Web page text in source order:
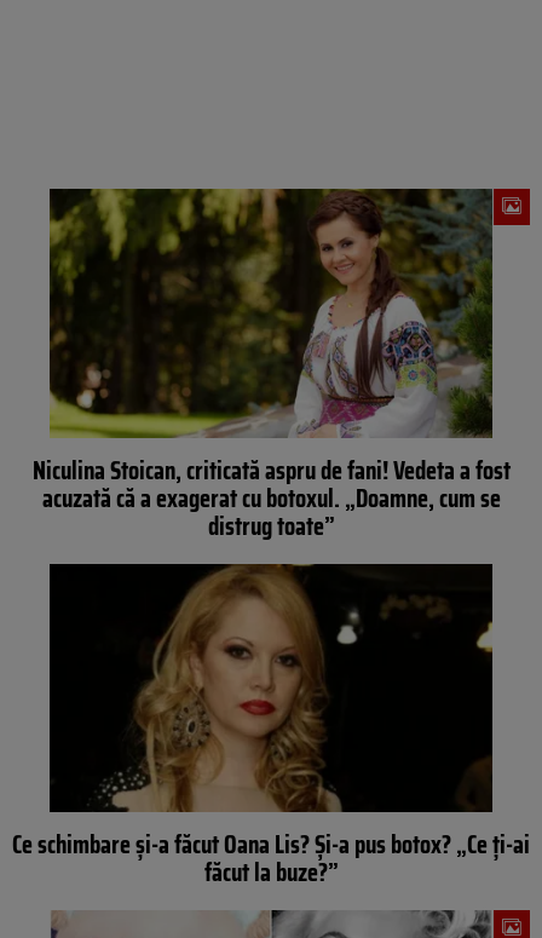
Niculina Stoican, criticată aspru de fani! Vedeta a fost
acuzată că a exagerat cu botoxul. „Doamne, cum se
distrug toate”
Ce schimbare și-a făcut Oana Lis? Și-a pus botox? „Ce ţi-ai
făcut la buze?”